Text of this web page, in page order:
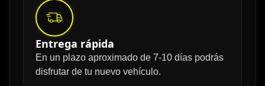
Entrega rápida
En un plazo aproximado de 7-10 días podrás
disfrutar de tu nuevo vehículo.